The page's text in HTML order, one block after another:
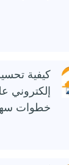
كيفية
خطوات